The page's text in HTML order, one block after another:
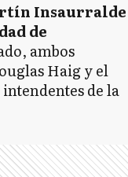
Insaurralde
de
ambos
Haig y el
de la